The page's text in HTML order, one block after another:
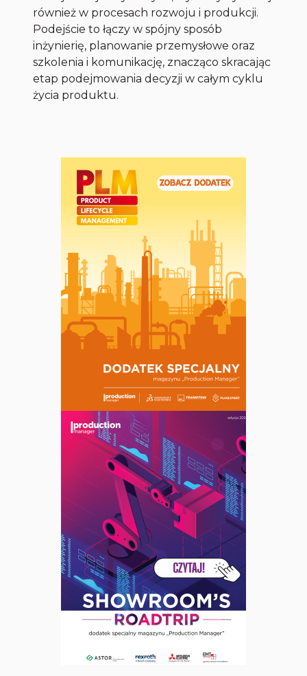
również w procesach rozwoju i produkcji.
Podejście to łączy w spójny sposób
inżynierię, planowanie przemysłowe oraz
szkolenia i komunikację, znacząco skracając
etap podejmowania decyzji w całym cyklu
życia produktu.